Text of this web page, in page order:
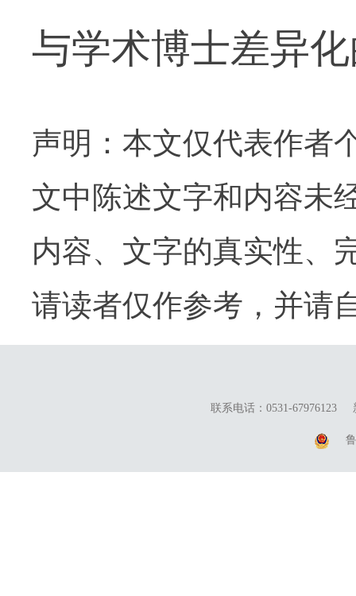
与学术博士差异
声明：本文仅代表作者
文中陈述文字和内容未
内容、文字的真实性、
请读者仅作参考，并请
联系电话：0531-67976123